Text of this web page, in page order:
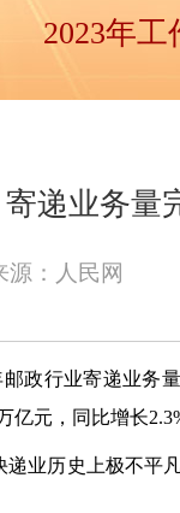
2023年工
递业务量
源：人民网
政行业寄递业务
元，同比增长
业历史上极不